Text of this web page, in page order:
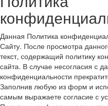
Данная Политика
Сайту. После просмотра
текст, содержащий политику
сайта. В случае несогласия с
конфиденциальности
Заполнив любую из форм и
самым выражаете согласие с